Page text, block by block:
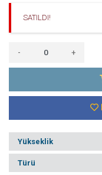
SATILDI!
- +
Yükseklik
Türü